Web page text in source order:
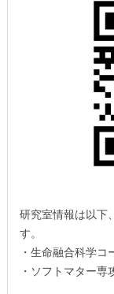
研究室情報は以下
す。
・生命融合科学コ
・ソフトマター専